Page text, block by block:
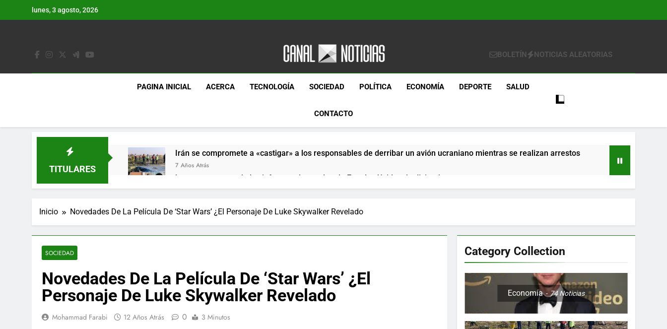
lunes, 3 agosto, 2026
Canal Noticias
Canal Noticias
BOLETÍN NOTICIAS ALEATORIAS
PAGINA INICIAL ACERCA TECNOLOGÍA SOCIEDAD POLÍTICA ECONOMÍA DEPORTE SALUD
CONTACTO
TITULARES
Irán se compromete a «castigar» a los responsables de derribar un avión ucraniano mientras se realizan arrestos
7 Años Atrás
Lo que se espera de los informes de empleo de Estados Unidos de diciembre
7 Años Atrás
7 Años Atrás
El famoso chef y restaurador, Carl Ruiz, muere a los 44 años
Cápsulas Ultra Max Testo a Precios Especiales en México, Chile, Argentina, Colombia, Perú , Ecuador, Costa Rica y
Más
7 Años Atrás
7 Años Atrás
Inicio Novedades De La Película De ‘Star Wars’ ¿El Personaje De Luke Skywalker Revelado
SOCIEDAD
Novedades De La Película De ‘Star Wars’ ¿El
Personaje De Luke Skywalker Revelado
Mohammad Farabi 12 Años Atrás 0 3 Minutos
Category Collection
Economía 74Noticias